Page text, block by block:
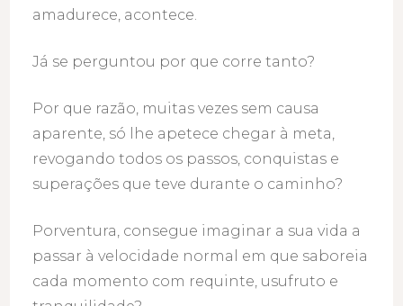
amadurece, acontece.
Já se perguntou por que corre tanto?
Por que razão, muitas vezes sem causa
aparente, só lhe apetece chegar à meta,
revogando todos os passos, conquistas e
superações que teve durante o caminho?
Porventura, consegue imaginar a sua vida a
passar à velocidade normal em que saboreia
cada momento com requinte, usufruto e